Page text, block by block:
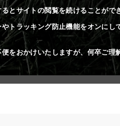
とサイトの閲覧を続けることがで
トラッキング防止機能をオンにし
をおかけいたしますが、何卒ご理